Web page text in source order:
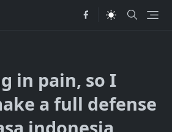
in pain, so I
a full defense